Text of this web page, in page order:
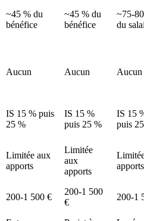
~45 % du
bénéfice
~45 % du
bénéfice
~75-
du
Aucun Aucun Aucun
IS 15 % puis
25 %
IS 15 %
puis 25 %
IS 15
puis
Limitée aux
apports
Limitée
aux
apports
apports
200-1 500 €
200-1 500
€
200-1